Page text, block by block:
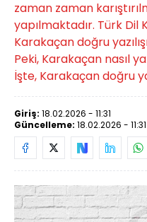
zaman zaman
yapılmaktadır. Türk Dil
Karakaçan doğru
Peki, Karakaçan nasıl
İşte, Karakaçan doğru
Giriş: 18.02.2026 - 11:31
Güncelleme: 18.02.2026 - 11:31